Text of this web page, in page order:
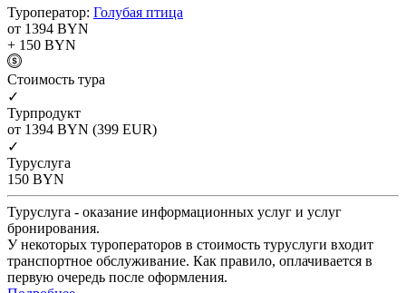
Туроператор: Голубая птица
от 1394 BYN
+ 150 BYN
Cтоимость тура
✓
Турпродукт
от 1394 BYN (399 EUR)
✓
Туруслуга
150 BYN
Туруслуга - оказание информационных услуг и услуг
бронирования.
У некоторых туроператоров в стоимость туруслуги входит
транспортное обслуживание. Как правило, оплачивается в
первую очередь после оформления.